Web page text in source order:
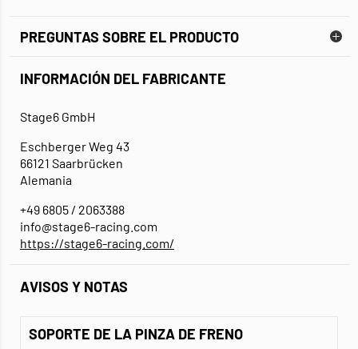
PREGUNTAS SOBRE EL PRODUCTO
INFORMACIÓN DEL FABRICANTE
Stage6 GmbH
Eschberger Weg 43
66121 Saarbrücken
Alemania
+49 6805 / 2063388
info@stage6-racing.com
https://stage6-racing.com/
AVISOS Y NOTAS
SOPORTE DE LA PINZA DE FRENO